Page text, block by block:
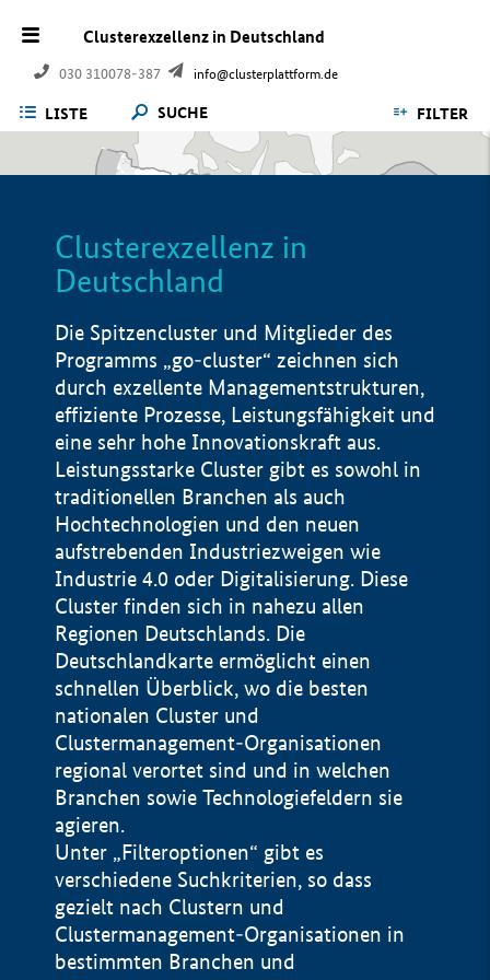
Clusterexzellenz in Deutschland
030 310078-387 info@clusterplattform.de
LISTE SUCHE FILTER
Clusterexzellenz in
Deutschland
Die Spitzencluster und Mitglieder des
Programms „go-cluster“ zeichnen sich
durch exzellente Managementstrukturen,
effiziente Prozesse, Leistungsfähigkeit und
eine sehr hohe Innovationskraft aus.
Leistungsstarke Cluster gibt es sowohl in
traditionellen Branchen als auch
Hochtechnologien und den neuen
aufstrebenden Industriezweigen wie
Industrie 4.0 oder Digitalisierung. Diese
Cluster finden sich in nahezu allen
Regionen Deutschlands. Die
Deutschlandkarte ermöglicht einen
schnellen Überblick, wo die besten
nationalen Cluster und
Clustermanagement-Organisationen
regional verortet sind und in welchen
Branchen sowie Technologiefeldern sie
agieren.
Unter „Filteroptionen“ gibt es
verschiedene Suchkriterien, so dass
gezielt nach Clustern und
Clustermanagement-Organisationen in
bestimmten Branchen und
Impressum
Datenschutzerklärung
BMWE, 2026 ©
100 km © Geobasis-DE / BKG 2015